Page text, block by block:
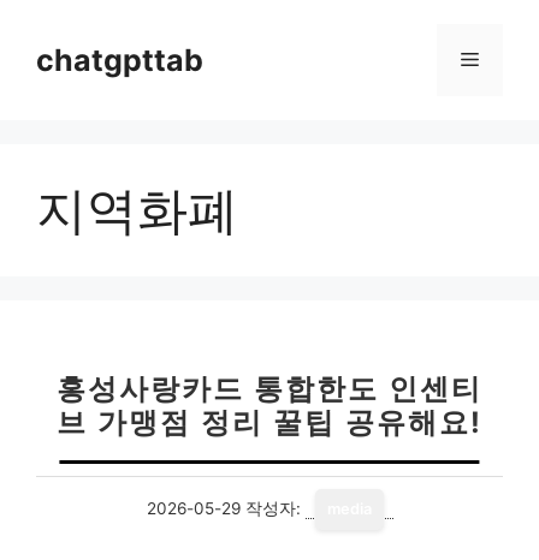
chatgpttab 메
지역화폐
홍성사랑카드 통합한도 인센티
브 가맹점 정리 꿀팁 공유해요!
2026-05-29 작성자: